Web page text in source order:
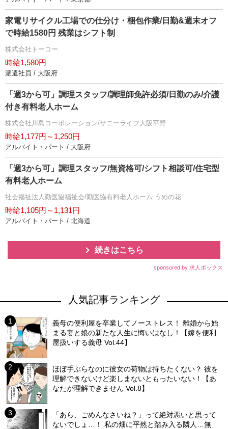
家電リサイクル工場での仕分け・梱包作業/日勤&週末オフ
で時給1580円 残業はシフト制
株式会社トーコー
時給1,580円
派遣社員 / 大阪府
「週3から可」調理スタッフ/調理師免許必須/日勤のみ/介護
付き有料老人ホーム
株式会社川島コーポレーション/サニーライフ大阪平野
時給1,177円～1,250円
アルバイト・パート / 大阪府
「週3から可」調理スタッフ/無資格可/シフト相談可/住宅型
有料老人ホーム
社会福祉法人勤医協福祉会/勤医協有料老人ホーム うめの花
時給1,105円～1,131円
アルバイト・パート / 北海道
続きはこちら
sponsored by 求人ボックス
人気記事ランキング
義母の便利屋を卒業してノーストレス！ 離婚から始
まる妻と娘の新たな人生に悔いはなし！【嫁を便利
屋扱いする義母 Vol.44】
ほぼ手ぶらなのに彼女の荷物は持ちたくない？ 彼を
理解できないけど楽しまないともったいない！【あ
なたが理解できません Vol.8】
「あら、ごめんなさいね？」って絶対悪いと思って
ないでしょ…！ 私の畑に平然と踏み入る隣人…無